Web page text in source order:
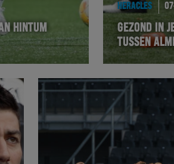
HINTUM
HERACLES
GEZOND IN
TUSSEN